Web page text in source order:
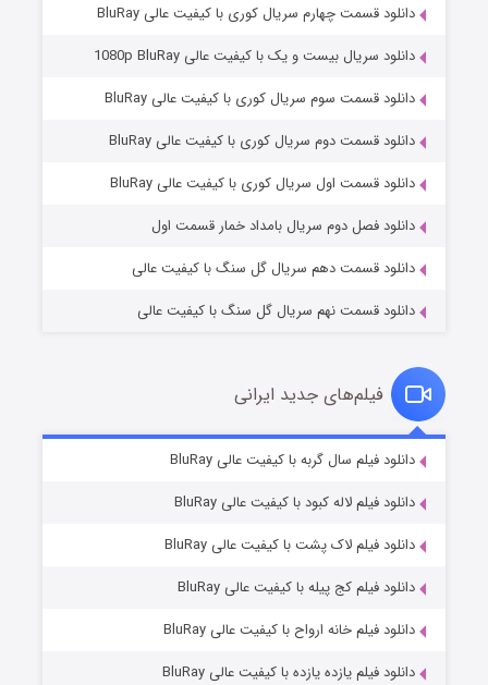
مردگان متحرک: شهر مرده ۳
قسمت۲ (زیرنویس) منتشر شد
قسمت۷ (زیرنویس) منتشر شد
دانلود قسمت چهارم سریال کوری با کیفیت عالی BluRay
دانلود سریال بیست و یک با کیفیت عالی 1080p BluRay
دانلود قسمت سوم سریال کوری با کیفیت عالی BluRay
دانلود قسمت دوم سریال کوری با کیفیت عالی BluRay
دانلود قسمت اول سریال کوری با کیفیت عالی BluRay
دانلود فصل دوم سریال بامداد خمار قسمت اول
دانلود قسمت دهم سریال گل سنگ با کیفیت عالی
دانلود قسمت نهم سریال گل سنگ با کیفیت عالی
فیلم‌های جدید ایرانی
دانلود فیلم سال گربه با کیفیت عالی BluRay
دانلود فیلم لاله کبود با کیفیت عالی BluRay
دانلود فیلم لاک پشت با کیفیت عالی BluRay
دانلود فیلم کج‌ پیله با کیفیت عالی BluRay
دانلود فیلم خانه ارواح با کیفیت عالی BluRay
دانلود فیلم یازده یازده با کیفیت عالی BluRay